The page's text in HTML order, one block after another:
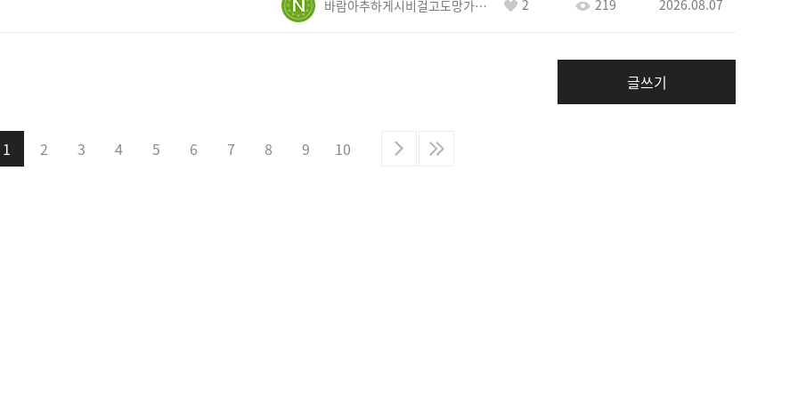
바람아추하게시비걸고도망가냐당당하게글써 2 219 2026.08.07
글쓰기
1 2 3 4 5 6 7 8 9 10